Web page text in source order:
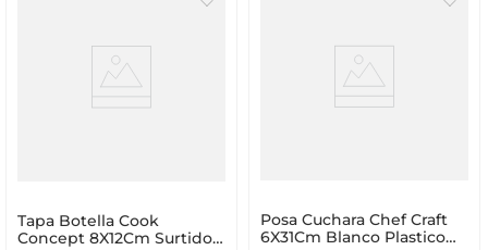
Tapa Botella Cook
Concept 8X12Cm Surtido 3
Posa Cuchara Chef Craft
6X31Cm Blanco Plastico